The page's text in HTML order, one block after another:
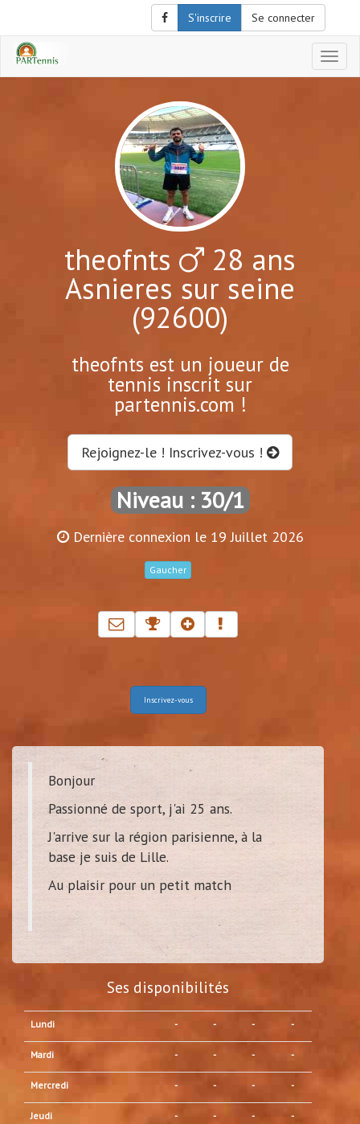
S'inscrire Se connecter
le
theofnts 28 ans
Asnieres sur seine
(92600)
theofnts est un joueur de
tennis inscrit sur
partennis.com !
Rejoignez-le ! Inscrivez-vous !
Niveau : 30/1
Dernière connexion le 19 Juillet 2026
Gaucher
Inscrivez-vous
Bonjour
Passionné de sport, j'ai 25 ans.
J'arrive sur la région parisienne, à la
base je suis de Lille.
Au plaisir pour un petit match
Ses disponibilités
Lundi - - - -
Mardi - - - -
Mercredi - - - -
Jeudi - - - -